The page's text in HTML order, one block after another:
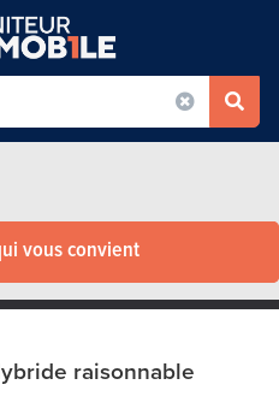
vous convient
raisonnable